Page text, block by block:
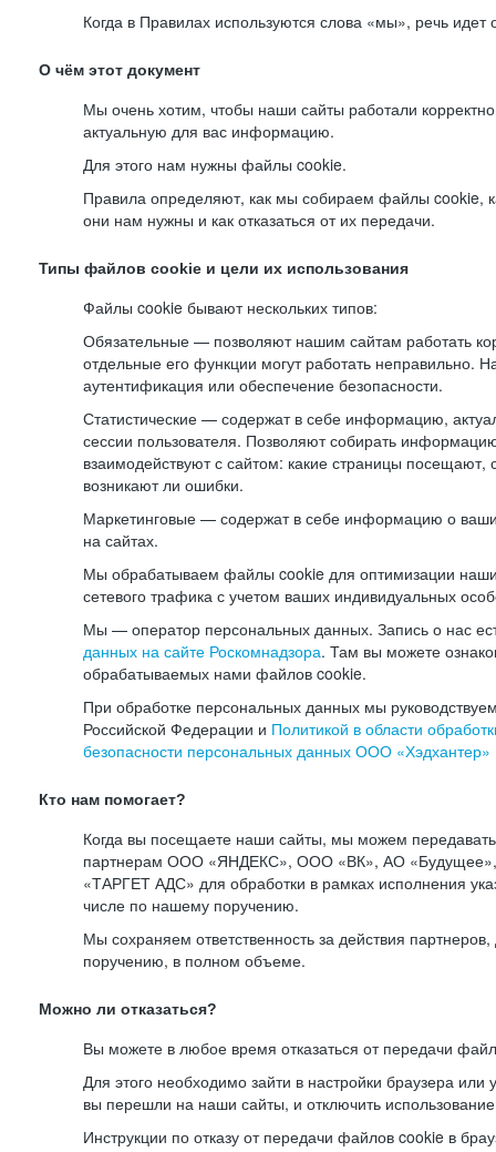
Когда в Правилах используются слова «мы», речь
О чём этот документ
Мы очень хотим, чтобы наши сайты работали
актуальную для вас информацию.
Для этого нам нужны файлы cookie.
Правила определяют, как мы собираем файлы cookie,
они нам нужны и как отказаться от их передачи.
Типы файлов cookie и цели их использования
Файлы cookie бывают нескольких типов:
Обязательные — позволяют нашим сайтам работать
отдельные его функции могут работать неправильно.
аутентификация или обеспечение безопасности.
Статистические — содержат в себе информацию,
сессии пользователя. Позволяют собирать
взаимодействуют с сайтом: какие страницы посещают,
возникают ли ошибки.
Маркетинговые — содержат в себе информацию о
на сайтах.
Мы обрабатываем файлы cookie для оптимизации
сетевого трафика с учетом ваших индивидуальных
Мы — оператор персональных данных. Запись о нас
данных на сайте Роскомнадзора. Там вы можете
обрабатываемых нами файлов cookie.
При обработке персональных данных мы
Российской Федерации и Политикой в области
безопасности персональных данных ООО «Хэдхантер»
Кто нам помогает?
Когда вы посещаете наши сайты, мы можем
партнерам ООО «ЯНДЕКС», ООО «ВК», АО
«ТАРГЕТ АДС» для обработки в рамках исполнения
числе по нашему поручению.
Мы сохраняем ответственность за действия
поручению, в полном объеме.
Можно ли отказаться?
Вы можете в любое время отказаться от передачи
Для этого необходимо зайти в настройки браузера или
вы перешли на наши сайты, и отключить
Инструкции по отказу от передачи файлов cookie в